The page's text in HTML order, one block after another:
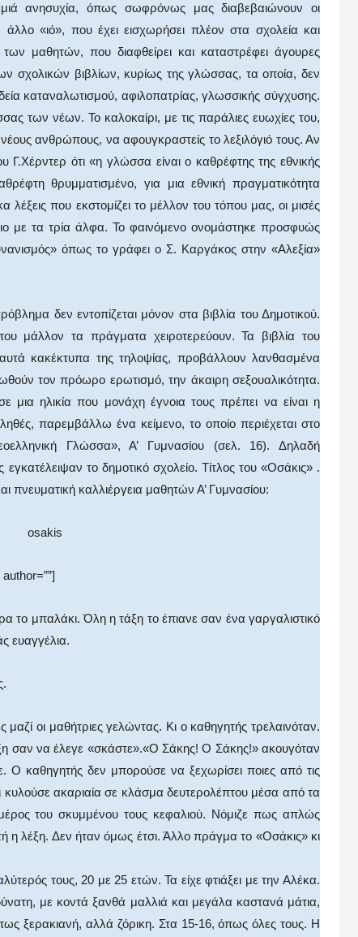
ανησυχία, όπως σωφρόνως μας διαβεβαιώνουν οι
άλλο «ιό», που έχει εισχωρήσει πλέον στα σχολεία και
μαθητών, που διαφθείρει και καταστρέφει άγουρες
σχολικών βιβλίων, κυρίως της γλώσσας, τα οποία, δεν
καταναλωτισμού, αφιλοπατρίας, γλωσσικής σύγχυσης.
των νέων. Το καλοκαίρι, με τις παράλιες ευωχίες του,
ανθρώπους, να αφουγκραστείς το λεξιλόγιό τους. Αν
Γ.Χέρντερ ότι «η γλώσσα είναι ο καθρέφτης της εθνικής
θρυμματισμένο, για μια εθνική πραγματικότητα
λέξεις που εκστομίζει το μέλλον του τόπου μας, οι μισές
με τα τρία άλφα. Το φαινόμενο ονομάστηκε προσφυώς
όπως το γράφει ο Σ. Καργάκος στην «Αλεξία»
δεν εντοπίζεται μόνον στα βιβλία του Δημοτικού.
μάλλον τα πράγματα χειροτερεύουν. Τα βιβλία του
κακέκτυπα της τηλοψίας, προβάλλουν λανθασμένα
τον πρόωρο ερωτισμό, την άκαιρη σεξουαλικότητα.
ηλικία που μονάχη έγνοια τους πρέπει να είναι η
παρεμβάλλω ένα κείμενο, το οποίο περιέχεται στο
Γλώσσα», Α’ Γυμνασίου (σελ. 16). Δηλαδή
το δημοτικό σχολείο. Τίτλος του «Οσάκις» .
καλλιέργεια μαθητών Α’ Γυμνασίου:
το μπαλάκι. Όλη η τάξη το έπιανε σαν ένα γαργαλιστικό
ευαγγέλια.
οι μαθήτριες γελώντας. Κι ο καθηγητής τρελαινόταν.
σαν να έλεγε «σκάστε».«Ο Σάκης! Ο Σάκης!» ακουγόταν
Ο καθηγητής δεν μπορούσε να ξεχωρίσει ποιες από τις
κυλούσε ακαριαία σε κλάσμα δευτερολέπτου μέσα από τα
του σκυμμένου τους κεφαλιού. Νόμιζε πως απλώς
η λέξη. Δεν ήταν όμως έτσι. Άλλο πράγμα το «Οσάκις» κι
τους, 20 με 25 ετών. Τα είχε φτιάξει με την Αλέκα.
με κοντά ξανθά μαλλιά και μεγάλα καστανά μάτια,
ξερακιανή, αλλά ζόρικη. Στα 15-16, όπως όλες τους. Η